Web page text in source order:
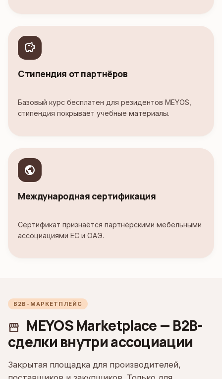
savings
Стипендия от партнёров
Базовый курс бесплатен для резидентов MEYOS,
стипендия покрывает учебные материалы.
public
Международная сертификация
Сертификат признаётся партнёрскими мебельными
ассоциациями ЕС и ОАЭ.
B2B-МАРКЕТПЛЕЙС
storefront
MEYOS Marketplace — B2B-
сделки внутри ассоциации
Закрытая площадка для производителей,